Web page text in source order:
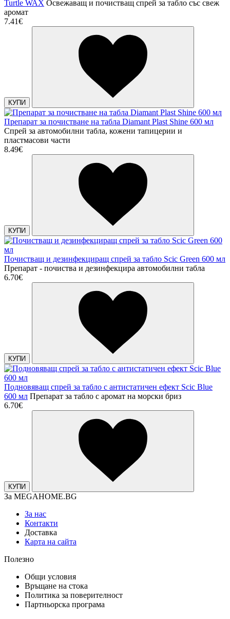
Turtle WAX Освежаващ и почистващ спрей за табло със свеж
аромат
7.41€
КУПИ
Препарат за почистване на табла Diamant Plast Shine 600 мл
Спрей за автомобилни табла, кожени тапицерии и
пластмасови части
8.49€
КУПИ
Почистващ и дезинфекциращ спрей за табло Scic Green 600 мл
Препарат - почиства и дезинфекцира автомобилни табла
6.70€
КУПИ
Подновяващ спрей за табло с антистатичен ефект Scic Blue
600 мл Препарат за табло с аромат на морски бриз
6.70€
КУПИ
За MEGAHOME.BG
За нас
Контакти
Доставка
Карта на сайта
Полезно
Общи условия
Връщане на стока
Политика за поверителност
Партньорска програма